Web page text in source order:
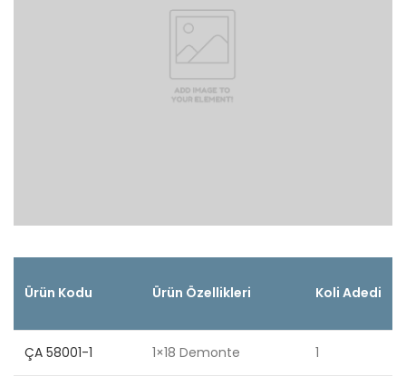
Ürün Kodu Ürün Özellikleri Koli Adedi
ÇA 58001-1 1×18 Demonte 1